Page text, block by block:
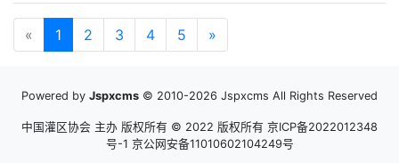
« 1 2 3 4 5 »
Powered by Jspxcms © 2010-2026 Jspxcms All Rights Reserved
中国灌区协会 主办 版权所有 © 2022 版权所有 京ICP备2022012348
号-1 京公网安备11010602104249号